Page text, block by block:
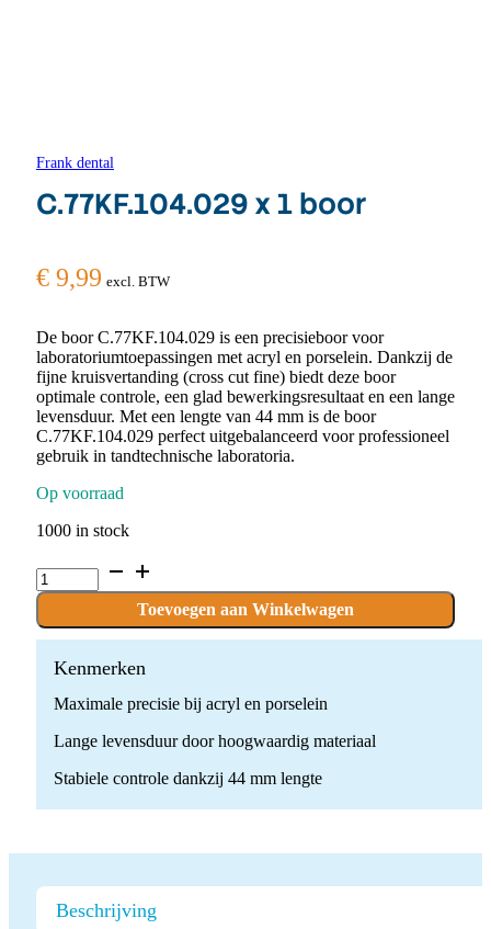
Frank dental
C.77KF.104.029 x 1 boor
€ 9,99 excl. BTW
De boor C.77KF.104.029 is een precisieboor voor
laboratoriumtoepassingen met acryl en porselein. Dankzij de
fijne kruisvertanding (cross cut fine) biedt deze boor
optimale controle, een glad bewerkingsresultaat en een lange
levensduur. Met een lengte van 44 mm is de boor
C.77KF.104.029 perfect uitgebalanceerd voor professioneel
gebruik in tandtechnische laboratoria.
Op voorraad
1000 in stock
C.77KF.104.029
x
boor
quantity
Toevoegen aan Winkelwagen
Kenmerken
Maximale precisie bij acryl en porselein
Lange levensduur door hoogwaardig materiaal
Stabiele controle dankzij 44 mm lengte
Beschrijving